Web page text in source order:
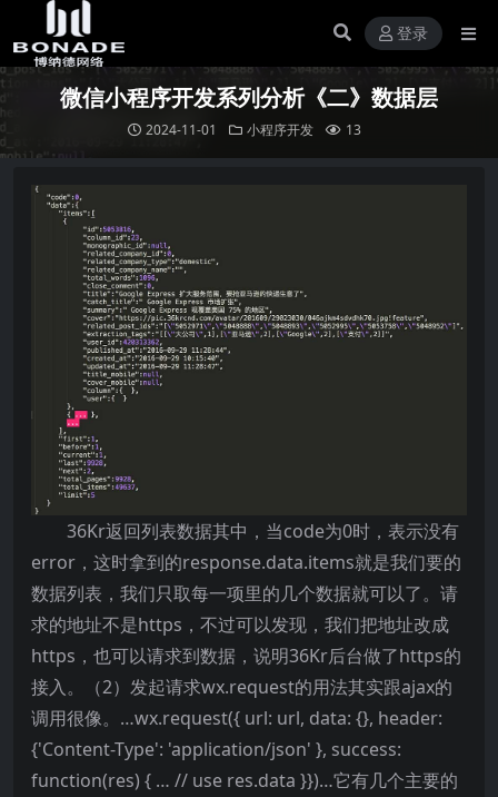
登录
微信小程序开发系列分析《二》数据层
2024-11-01 小程序开发 13
36Kr返回列表数据其中，当code为0时，表示没有
error，这时拿到的response.data.items就是我们要的
数据列表，我们只取每一项里的几个数据就可以了。请
求的地址不是https，不过可以发现，我们把地址改成
https，也可以请求到数据，说明36Kr后台做了https的
接入。（2）发起请求wx.request的用法其实跟ajax的
调用很像。…wx.request({ url: url, data: {}, header:
{'Content-Type': 'application/json' }, success:
function(res) { … // use res.data }})…它有几个主要的